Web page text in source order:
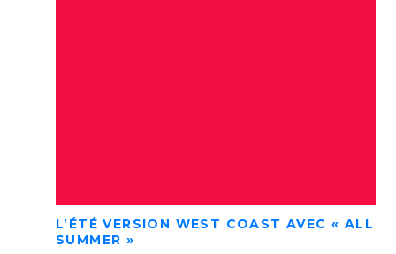
L’ÉTÉ VERSION WEST COAST AVEC « ALL
SUMMER »